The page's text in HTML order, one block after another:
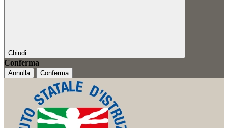
Chiudi
Conferma
Annulla Conferma